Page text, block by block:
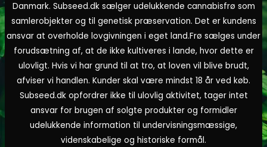
Danmark. Subseed.dk sælger udelukkende cannabisfrø som
samlerobjekter og til genetisk præservation. Det er kundens
ansvar at overholde lovgivningen i eget land.Frø sælges under
forudsætning af, at de ikke kultiveres i lande, hvor dette er
ulovligt. Hvis vi har grund til at tro, at loven vil blive brudt,
afviser vi handlen. Kunder skal være mindst 18 år ved køb.
Subseed.dk opfordrer ikke til ulovlig aktivitet, tager intet
ansvar for brugen af solgte produkter og formidler
udelukkende information til undervisningsmæssige,
videnskabelige og historiske formål.